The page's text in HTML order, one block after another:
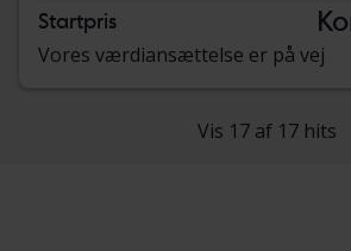
Startpris
Vores værdiansættelse er på vej
Vis 17 af 17 hits